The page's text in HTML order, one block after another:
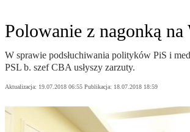
Polowanie z nagonką
W sprawie podsłuchiwania polityków PiS i
PSL b. szef CBA usłyszy zarzuty.
Aktualizacja: 19.07.2018 06:55 Publikacja: 18.07.2018 18:59